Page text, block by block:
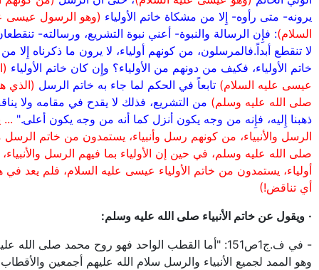
يرونه- متى رأوه- إِلا من مشكاة خاتم الأولياء (وهو الرسول عيسى
السلام): فإِن الرسالة والنبوة- أعني نبوة التشريع، ورسالته-
لا تنقطع أبداً.فالمرسلون، من كونهم أولياء، لا يرون ما ذكرناه إِلا
خاتم الأولياء، فكيف من دونهم من الأولياء؟ وإِن كان خاتم الأولياء
عيسى عليه السلام) تابعاً في الحكم لما جاء به خاتم الرسل (الذي
صلى الله عليه وسلم) من التشريع، فذلك لا يقدح في مقامه ولا
ذهبنا إِليه، فإِنه من وجه يكون أنزل كما أنه من وجه يكون أعلى." ...
الرسل والأنبياء، من كونهم رسل وأنبياء، يستمدون من خاتم
صلى الله عليه وسلم، في حين إن الأولياء بما فيهم الرسل
أولياء، يستمدون من خاتم الأولياء عيسى عليه السلام، فلم يعد في
أي تناقض!)
· ويقول عن خاتم الأنبياء صلى الله عليه وسلم:
- في ف.ج1ص151: "أما القطب الواحد فهو روح محمد صلى الله
وهو الممد لجميع الأنبياء والرسل سلام الله عليهم أجمعين